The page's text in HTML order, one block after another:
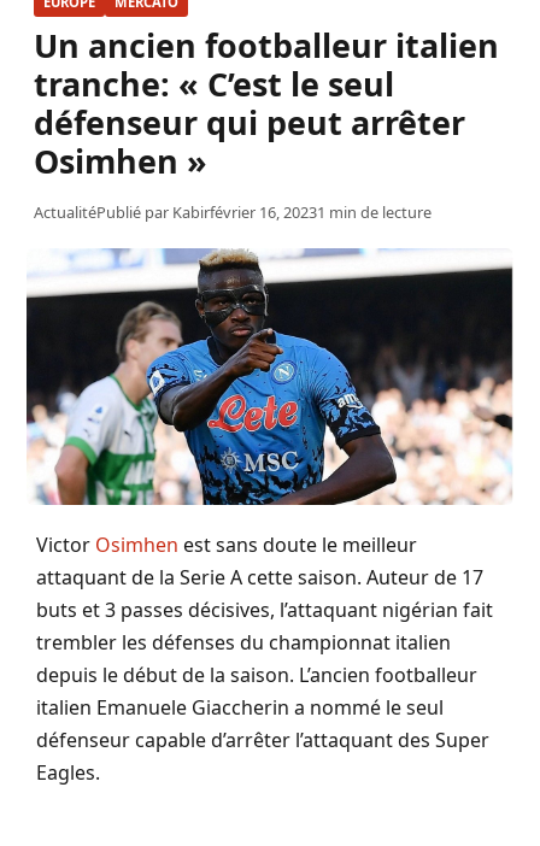
Un ancien footballeur italien
tranche: « C’est le seul
défenseur qui peut arrêter
Osimhen »
ActualitéPublié par Kabirfévrier 16, 20231 min de lecture
Victor Osimhen est sans doute le meilleur
attaquant de la Serie A cette saison. Auteur de 17
buts et 3 passes décisives, l’attaquant nigérian fait
trembler les défenses du championnat italien
depuis le début de la saison. L’ancien footballeur
italien Emanuele Giaccherin a nommé le seul
défenseur capable d’arrêter l’attaquant des Super
Eagles.